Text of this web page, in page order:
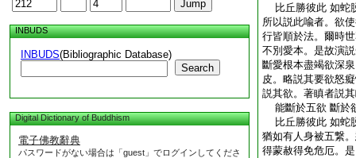
INBUDS
INBUDS(Bibliographic Database)
Search
Digital Dictionary of Buddhism
電子佛教辭典
パスワードがない場合は「guest」でログインしてくださ
比丘勝彼此 如蛇
所以説此喩者。欲
行皆順於法。爾時
不別愛本。是故演
斷愛根本盡竭欲深
皮。略説其要欲怒
説其欲。著瞋者説
能斷於五欲 斷於
比丘勝彼此 如蛇
猶如有人身被五繋
得蒙赦得免危厄。